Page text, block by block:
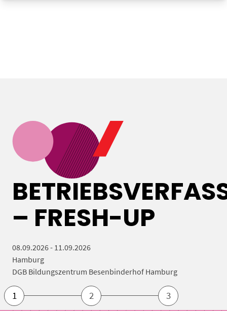
– FRESH-UP
08.09.2026 - 11.09.2026
Hamburg
DGB Bildungszentrum Besenbinderhof Hamburg
1 2 3